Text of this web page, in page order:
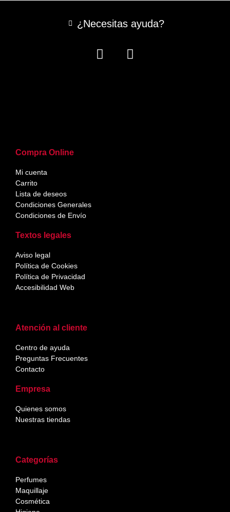
Categorías
Perfumes
Maquillaje
Cosmética
Atención al cliente
Centro de ayuda
Preguntas Frecuentes
Contacto
Empresa
Quienes somos
Nuestras tiendas
Compra Online
Mi cuenta
Carrito
Lista de deseos
Condiciones Generales
Condiciones de Envío
Textos legales
Aviso legal
Política de Cookies
Política de Privacidad
Accesibilidad Web
¿Necesitas ayuda?